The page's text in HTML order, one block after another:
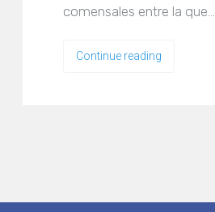
comensales entre la que…
Continue reading